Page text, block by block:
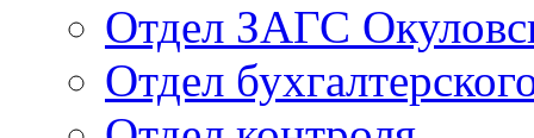
Отдел ЗАГС
Отдел